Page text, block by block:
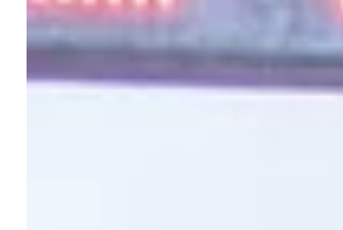
Grupo ROCA participó en la IPNK
Cancún, una carrera con enfoque
a la comunidad en torno al